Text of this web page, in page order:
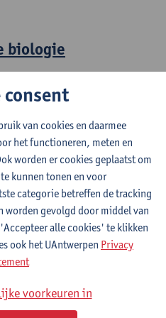
biologie
- Fish
de biotechnologie
consent
van cookies en daarmee
het functioneren, meten en
worden er cookies geplaatst om
kunnen tonen en voor
categorie betreffen de tracking
worden gevolgd door middel van
alle cookies' te klikken
ook het UAntwerpen Privacy
voorkeuren in